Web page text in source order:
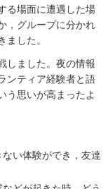
る場面に遭遇した場
，グループに分かれ
した。
しました。夜の情報
ンティア経験者と語
う思いが高まったよ
い体験ができ，友達